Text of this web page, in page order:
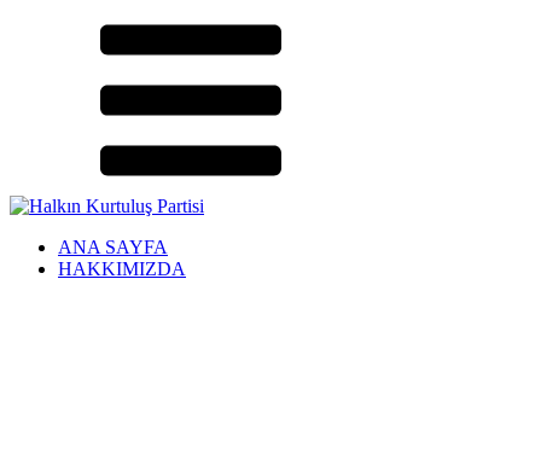
ANA SAYFA
HAKKIMIZDA